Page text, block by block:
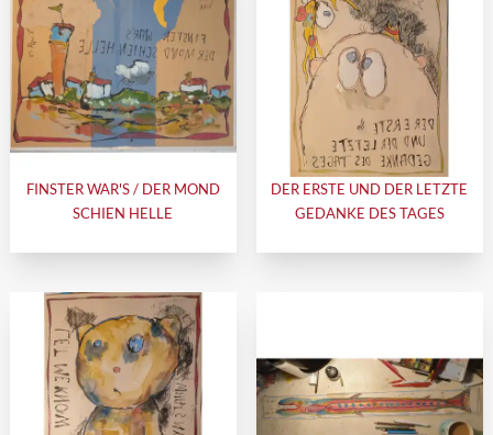
FINSTER WAR'S / DER MOND
SCHIEN HELLE
DER ERSTE UND DER LETZTE
GEDANKE DES TAGES